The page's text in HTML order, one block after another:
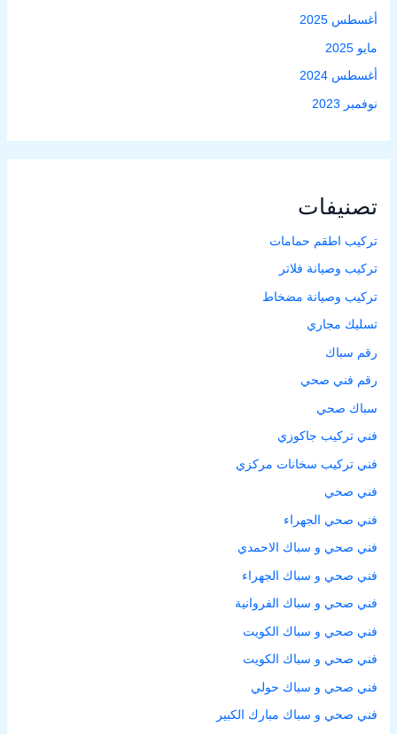
أغسطس 2025
مايو 2025
أغسطس 2024
نوفمبر 2023
تصنيفات
تركيب اطقم حمامات
تركيب وصيانة فلاتر
تركيب وصيانة مضخاط
تسليك مجاري
رقم سباك
رقم فني صحي
سباك صحي
فني تركيب جاكوزي
فني تركيب سخانات مركزي
فني صحي
فني صحي الجهراء
فني صحي و سباك الاحمدي
فني صحي و سباك الجهراء
فني صحي و سباك الفروانية
فني صحي و سباك الكويت
فني صحي و سباك الكويت
فني صحي و سباك حولي
فني صحي و سباك مبارك الكبير